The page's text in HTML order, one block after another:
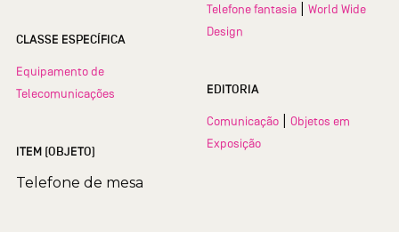
CLASSE ESPECÍFICA
Equipamento de
Telecomunicações
ITEM (OBJETO)
Telefone de mesa
Telefone fantasia
World Wide
Design
EDITORIA
Comunicação
Objetos em
Exposição